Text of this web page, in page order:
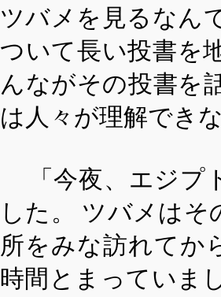
ツバメを見るなん
ついて長い投書を
んながその投書を
は人々が理解でき
「今夜、エジ
した。 ツバメはそ
所をみな訪れてか
時間とまっていま